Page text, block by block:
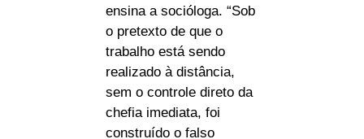
ensina a socióloga. “Sob
o pretexto de que o
trabalho está sendo
realizado à distância,
sem o controle direto da
chefia imediata, foi
construído o falso